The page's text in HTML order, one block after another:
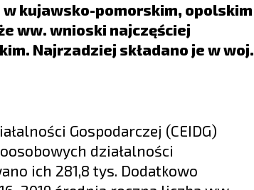
kujawsko-pomorskim, opolskim
ww. wnioski najczęściej
Najrzadziej składano je w woj.
Gospodarczej (CEIDG)
działalności
ich 281,8 tys. Dodatkowo